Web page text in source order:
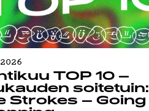
TOP 10 –
soitetuin:
Strokes – Going